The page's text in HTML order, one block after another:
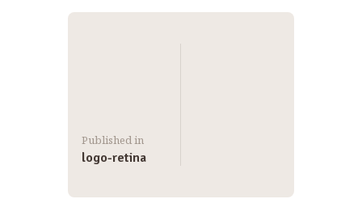
Navigation
Published in
logo-retina